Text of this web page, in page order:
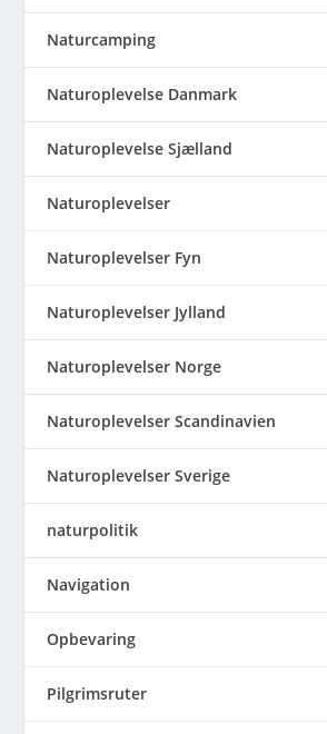
Naturcamping
Naturoplevelse Danmark
Naturoplevelse Sjælland
Naturoplevelser
Naturoplevelser Fyn
Naturoplevelser Jylland
Naturoplevelser Norge
Naturoplevelser Scandinavien
Naturoplevelser Sverige
naturpolitik
Navigation
Opbevaring
Pilgrimsruter